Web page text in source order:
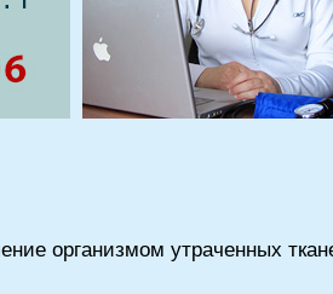
организмом утраченных